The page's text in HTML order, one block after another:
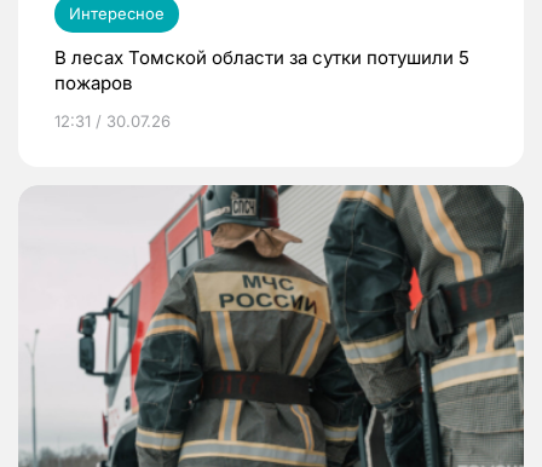
Интересное
В лесах Томской области за сутки потушили 5
пожаров
12:31 / 30.07.26